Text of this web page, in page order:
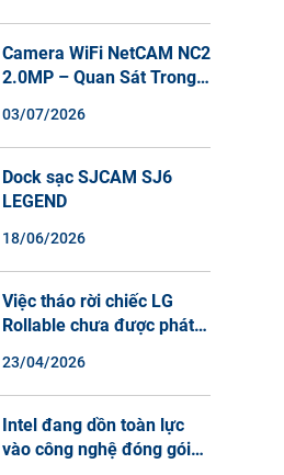
Camera WiFi NetCAM NC2
2.0MP – Quan Sát Trong
Màu Ban Đêm, Đàm Thoại
2 Chiều
03/07/2026
Dock sạc SJCAM SJ6
LEGEND
18/06/2026
Việc tháo rời chiếc LG
Rollable chưa được phát
sao điện thoại màn hình
cuộn không phải là một xu
hướng.
23/04/2026
Intel đang dồn toàn lực
vào công nghệ đóng gói